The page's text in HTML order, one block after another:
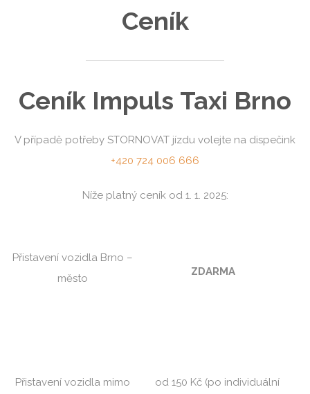
Ceník
Ceník Impuls Taxi Brno
V případě potřeby STORNOVAT jízdu volejte na dispečink
+420 724 006 666
Níže platný ceník od 1. 1. 2025:
Přistavení vozidla Brno –
město
ZDARMA
Přistavení vozidla mimo
od 150 Kč (po individuální